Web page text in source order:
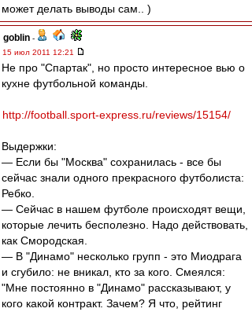
может делать выводы сам.. )
goblin -
15 июл 2011 12:21
Не про "Спартак", но просто интересное вью о
кухне футбольной команды.
http://football.sport-express.ru/reviews/15154/
Выдержки:
— Если бы "Москва" сохранилась - все бы
сейчас знали одного прекрасного футболиста:
Ребко.
— Сейчас в нашем футболе происходят вещи,
которые лечить бесполезно. Надо действовать,
как Смородская.
— В "Динамо" несколько групп - это Миодрага
и сгубило: не вникал, кто за кого. Смеялся:
"Мне постоянно в "Динамо" рассказывают, у
кого какой контракт. Зачем? Я что, рейтинг